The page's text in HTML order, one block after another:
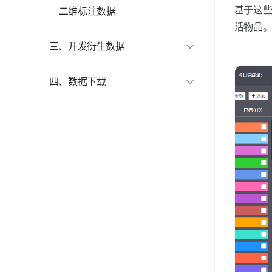
RAW 视频
二维标注数据
三、开发衍生数据
AI 居住设计方案
四、数据下载
基于这
活物品。